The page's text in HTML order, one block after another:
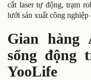
cắt laser tự động, trạm
lưới sản xuất công
Gian hàng
sống động
YooLife